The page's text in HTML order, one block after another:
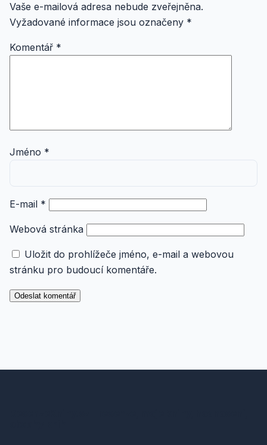
Vaše e-mailová adresa nebude zveřejněna.
Vyžadované informace jsou označeny *
Komentář *
Jméno *
E-mail *
Webová stránka
Uložit do prohlížeče jméno, e-mail a webovou
stránku pro budoucí komentáře.